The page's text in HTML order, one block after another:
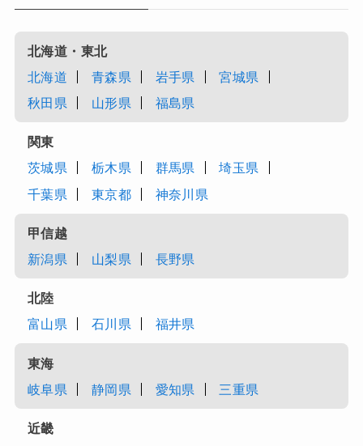
北海道・東北
北海道
青森県 岩手県
宮城県
秋田県
山形県 福島県
関東
茨城県
栃木県 群馬県
埼玉県
千葉県
東京都 神奈川県
甲信越
新潟県
山梨県 長野県
北陸
富山県
石川県 福井県
東海
岐阜県
静岡県 愛知県 三重県
近畿